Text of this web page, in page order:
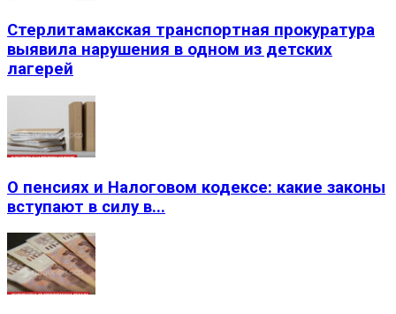
Стерлитамакская транспортная прокуратура
выявила нарушения в одном из детских
лагерей
О пенсиях и Налоговом кодексе: какие законы
вступают в силу в...